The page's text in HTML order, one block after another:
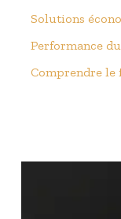
Solutions
Performance
Comprendre le